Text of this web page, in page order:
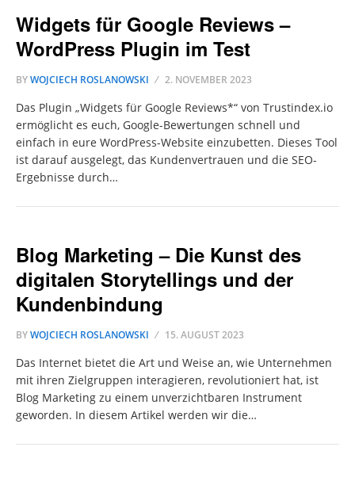
Widgets für Google Reviews –
WordPress Plugin im Test
BYWOJCIECH ROSLANOWSKI 2. NOVEMBER 2023
Das Plugin „Widgets für Google Reviews*“ von Trustindex.io
ermöglicht es euch, Google-Bewertungen schnell und
einfach in eure WordPress-Website einzubetten. Dieses Tool
ist darauf ausgelegt, das Kundenvertrauen und die SEO-
Ergebnisse durch…
Blog Marketing – Die Kunst des
digitalen Storytellings und der
Kundenbindung
BYWOJCIECH ROSLANOWSKI 15. AUGUST 2023
Das Internet bietet die Art und Weise an, wie Unternehmen
mit ihren Zielgruppen interagieren, revolutioniert hat, ist
Blog Marketing zu einem unverzichtbaren Instrument
geworden. In diesem Artikel werden wir die…